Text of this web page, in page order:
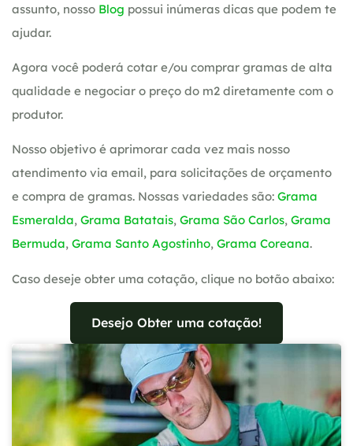
assunto, nosso Blog possui inúmeras dicas que podem te
ajudar.
Agora você poderá cotar e/ou comprar gramas de alta
qualidade e negociar o preço do m2 diretamente com o
produtor.
Nosso objetivo é aprimorar cada vez mais nosso
atendimento via email, para solicitações de orçamento
e compra de gramas. Nossas variedades são: Grama
Esmeralda, Grama Batatais, Grama São Carlos, Grama
Bermuda, Grama Santo Agostinho, Grama Coreana.
Caso deseje obter uma cotação, clique no botão abaixo:
Desejo Obter uma cotação!